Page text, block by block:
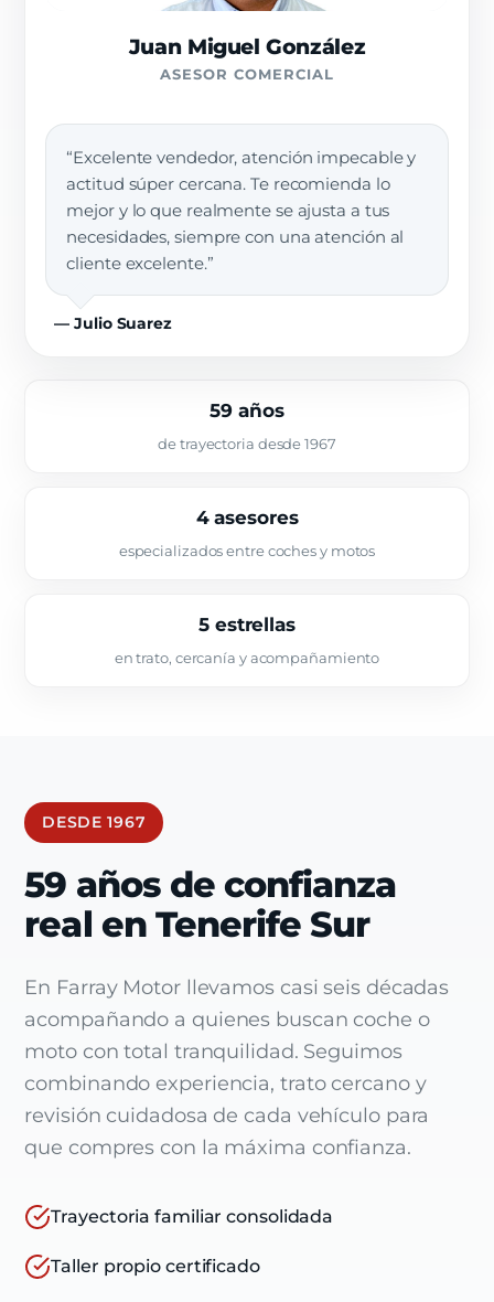
Juan Miguel González
ASESOR COMERCIAL
“Excelente vendedor, atención impecable y
actitud súper cercana. Te recomienda lo
mejor y lo que realmente se ajusta a tus
necesidades, siempre con una atención al
cliente excelente.”
— Julio Suarez
59 años
de trayectoria desde 1967
4 asesores
especializados entre coches y motos
5 estrellas
en trato, cercanía y acompañamiento
DESDE 1967
59 años de confianza
real en Tenerife Sur
En Farray Motor llevamos casi seis décadas
acompañando a quienes buscan coche o
moto con total tranquilidad. Seguimos
combinando experiencia, trato cercano y
revisión cuidadosa de cada vehículo para
que compres con la máxima confianza.
Trayectoria familiar consolidada
Taller propio certificado